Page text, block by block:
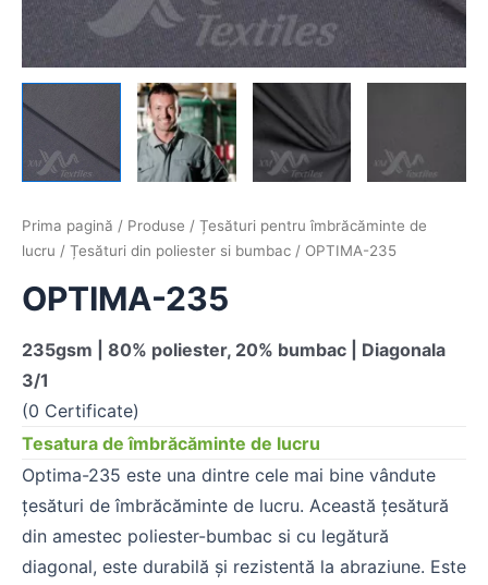
Prima pagină / Produse / Țesături pentru îmbrăcăminte de
lucru / Țesături din poliester si bumbac / OPTIMA-235
OPTIMA-235
235gsm | 80% poliester, 20% bumbac | Diagonala
3/1
(0 Certificate)
Tesatura de îmbrăcăminte de lucru
Optima-235 este una dintre cele mai bine vândute
țesături de îmbrăcăminte de lucru. Această țesătură
din amestec poliester-bumbac si cu legătură
diagonal, este durabilă și rezistentă la abraziune. Este